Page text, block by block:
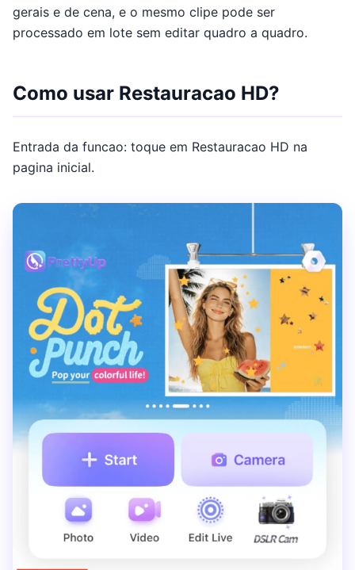
gerais e de cena, e o mesmo clipe pode ser
processado em lote sem editar quadro a quadro.
Como usar Restauracao HD?
Entrada da funcao: toque em Restauracao HD na
pagina inicial.